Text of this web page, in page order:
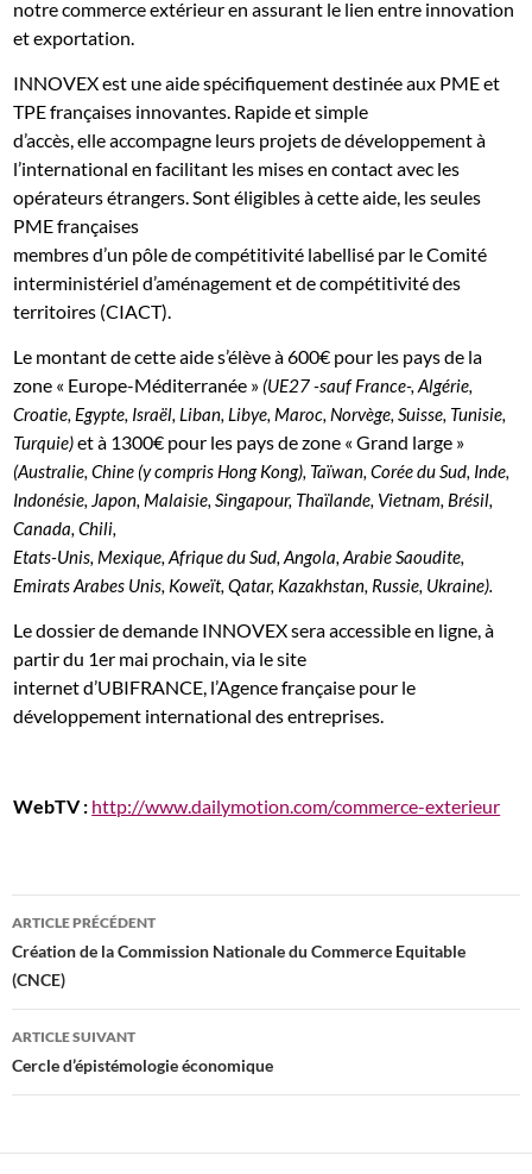
notre commerce extérieur en assurant le lien entre innovation
et exportation.
INNOVEX est une aide spécifiquement destinée aux PME et
TPE françaises innovantes. Rapide et simple
d’accès, elle accompagne leurs projets de développement à
l’international en facilitant les mises en contact avec les
opérateurs étrangers. Sont éligibles à cette aide, les seules
PME françaises
membres d’un pôle de compétitivité labellisé par le Comité
interministériel d’aménagement et de compétitivité des
territoires (CIACT).
Le montant de cette aide s’élève à 600€ pour les pays de la
zone « Europe-Méditerranée » (UE27 -sauf France-, Algérie,
Croatie, Egypte, Israël, Liban, Libye, Maroc, Norvège, Suisse, Tunisie,
Turquie)et à 1300€ pour les pays de zone « Grand large »
(Australie, Chine (y compris Hong Kong), Taïwan, Corée du Sud, Inde,
Indonésie, Japon, Malaisie, Singapour, Thaïlande, Vietnam, Brésil,
Canada, Chili,
Etats-Unis, Mexique, Afrique du Sud, Angola, Arabie Saoudite,
Emirats Arabes Unis, Koweït, Qatar, Kazakhstan, Russie, Ukraine).
Le dossier de demande INNOVEX sera accessible en ligne, à
partir du 1er mai prochain, via le site
internet d’UBIFRANCE, l’Agence française pour le
développement international des entreprises.
WebTV : http://www.dailymotion.com/commerce-exterieur
Navigation
des
articles
ARTICLE PRÉCÉDENT
Création de la Commission Nationale du Commerce Equitable
(CNCE)
ARTICLE SUIVANT
Cercle d’épistémologie économique